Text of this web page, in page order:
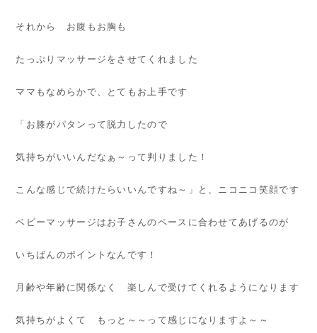
それから お腹もお胸も
たっぷりマッサージをさせてくれました
ママもなめらかで、とてもお上手です
「お膝がパタンって脱力したので
気持ちがいいんだなぁ～って判りました！
こんな感じで続けたらいいんですね～」と、ニコニコ笑顔です
ベビーマッサージはお子さんのペースに合わせてあげるのが
いちばんのポイントなんです！
月齢や年齢に関係なく 楽しんで受けてくれるようになります
気持ちがよくて もっと～～って感じになりますよ～～